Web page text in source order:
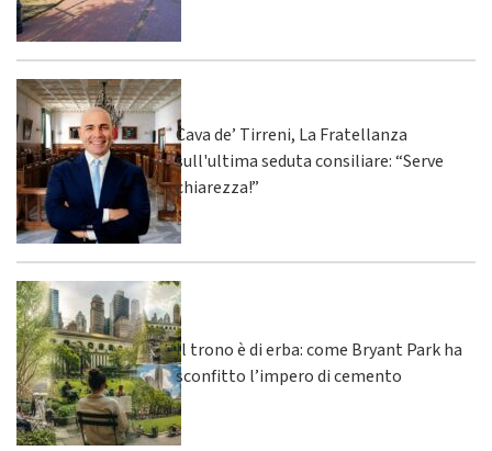
Cava de’ Tirreni, La Fratellanza
sull'ultima seduta consiliare: “Serve
chiarezza!”
Il trono è di erba: come Bryant Park ha
sconfitto l’impero di cemento